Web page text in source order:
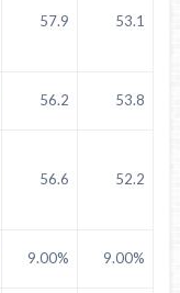
57.9 53.1
56.2 53.8
56.6 52.2
9.00% 9.00%